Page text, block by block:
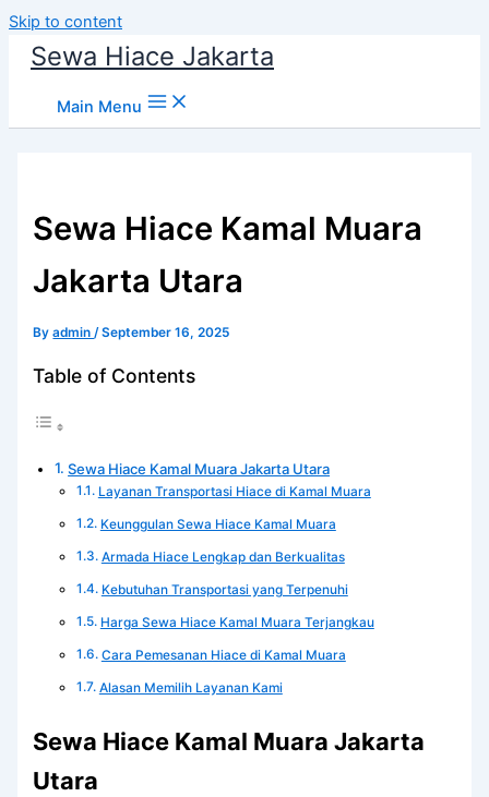
Skip to content
Sewa Hiace Jakarta
Main Menu
Sewa Hiace Kamal Muara
Jakarta Utara
Byadmin/September 16, 2025
Table of Contents
Sewa Hiace Kamal Muara Jakarta Utara
Layanan Transportasi Hiace di Kamal Muara
Keunggulan Sewa Hiace Kamal Muara
Armada Hiace Lengkap dan Berkualitas
Kebutuhan Transportasi yang Terpenuhi
Harga Sewa Hiace Kamal Muara Terjangkau
Cara Pemesanan Hiace di Kamal Muara
Alasan Memilih Layanan Kami
Sewa Hiace Kamal Muara Jakarta
Utara